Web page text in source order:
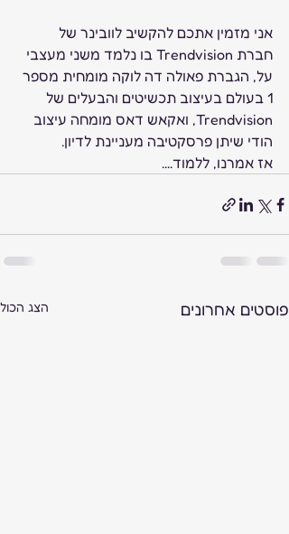
אני מזמין אתכם להקשיב לוובינר של
חברת Trendvision בו נלמד משני מעצבי
על, הגברת פאולה דה לוקה מומחית מספר
1 בעולם בעיצוב תכשיטים והבעלים של
Trendvision, ואקאש דאס מומחה עיצוב
הודי שיתן פרסקטיבה מעניינת לדיון.
אז אמרנו, ללמוד....
פוסטים אחרונים הצג הכול